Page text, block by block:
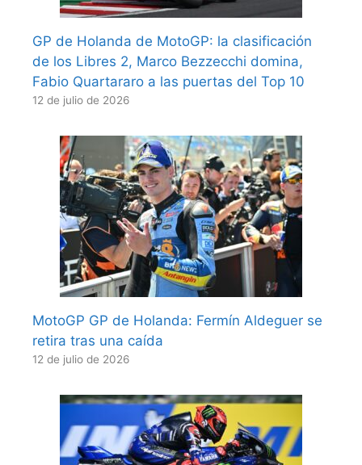
GP de Holanda de MotoGP: la clasificación
de los Libres 2, Marco Bezzecchi domina,
Fabio Quartararo a las puertas del Top 10
12 de julio de 2026
MotoGP GP de Holanda: Fermín Aldeguer se
retira tras una caída
12 de julio de 2026